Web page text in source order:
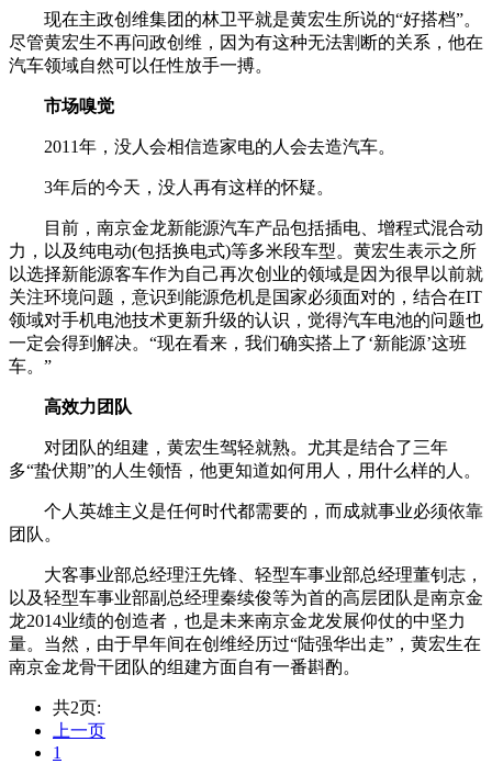
现在主政创维集团的林卫平就是黄宏生所说的“好搭档”。
尽管黄宏生不再问政创维，因为有这种无法割断的关系，他在
汽车领域自然可以任性放手一搏。
市场嗅觉
2011年，没人会相信造家电的人会去造汽车。
3年后的今天，没人再有这样的怀疑。
目前，南京金龙新能源汽车产品包括插电、增程式混合动
力，以及纯电动(包括换电式)等多米段车型。黄宏生表示之所
以选择新能源客车作为自己再次创业的领域是因为很早以前就
关注环境问题，意识到能源危机是国家必须面对的，结合在IT
领域对手机电池技术更新升级的认识，觉得汽车电池的问题也
一定会得到解决。“现在看来，我们确实搭上了‘新能源’这班
车。”
高效力团队
对团队的组建，黄宏生驾轻就熟。尤其是结合了三年
多“蛰伏期”的人生领悟，他更知道如何用人，用什么样的人。
个人英雄主义是任何时代都需要的，而成就事业必须依靠
团队。
大客事业部总经理汪先锋、轻型车事业部总经理董钊志，
以及轻型车事业部副总经理秦续俊等为首的高层团队是南京金
龙2014业绩的创造者，也是未来南京金龙发展仰仗的中坚力
量。当然，由于早年间在创维经历过“陆强华出走”，黄宏生在
南京金龙骨干团队的组建方面自有一番斟酌。
共2页:
上一页
1